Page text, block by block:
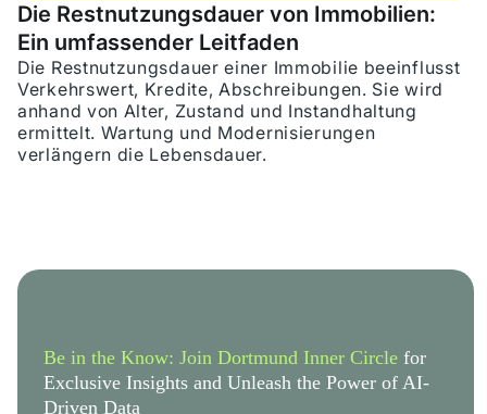
Die Restnutzungsdauer von Immobilien:
Ein umfassender Leitfaden
Die Restnutzungsdauer einer Immobilie beeinflusst
Verkehrswert, Kredite, Abschreibungen. Sie wird
anhand von Alter, Zustand und Instandhaltung
ermittelt. Wartung und Modernisierungen
verlängern die Lebensdauer.
Be in the Know: Join Dortmund Inner Circle for
Exclusive Insights and Unleash the Power of AI-
Driven Data